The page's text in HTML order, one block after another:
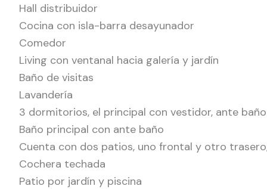
Hall distribuidor
Cocina con isla-barra desayunador
Comedor
Living con ventanal hacia galería y jardín
Baño de visitas
Lavandería
3 dormitorios, el principal con vestidor, ante
Baño principal con ante baño
Cuenta con dos patios, uno frontal y otro
Cochera techada
Patio por jardín y piscina